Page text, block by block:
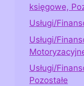
księgowe,
Usługi/
Usługi/
Usługi/
Pozostałe